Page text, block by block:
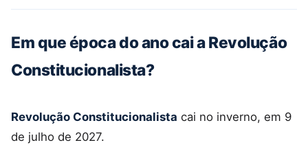
Em que época do ano cai a Revolução
Constitucionalista?
Revolução Constitucionalista cai no inverno, em 9
de julho de 2027.